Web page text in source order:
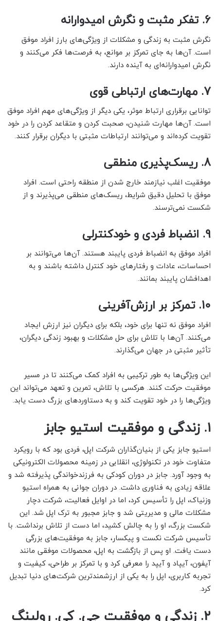
6. تفکر مثبت و نگرش امیدوارانه
نگرش مثبت به زندگی و مشکلات از ویژگی‌های بارز افراد موفق
است. آن‌ها به جای تمرکز بر موانع، به فرصت‌ها فکر می‌کنند و
نگرش امیدوارانه‌ای به آینده دارند.
7. مهارت‌های ارتباطی قوی
توانایی برقراری ارتباط موثر، یکی دیگر از ویژگی‌های مهم افراد موفق
است. آن‌ها مهارت شنیدن، صحبت کردن و متقاعد کردن را در خود
تقویت کرده‌اند و می‌توانند ارتباطات مثبتی با دیگران برقرار کنند.
8. ریسک‌پذیری منطقی
موفقیت اغلب نیازمند خارج شدن از منطقه راحتی است. افراد
موفق با تحلیل دقیق شرایط، ریسک‌های منطقی می‌پذیرند و از
شکست نمی‌ترسند.
9. انضباط فردی و خودکنترلی
افراد موفق به انضباط فردی پایبند هستند. آن‌ها می‌توانند بر
احساسات، عادات و رفتارهای خود کنترل داشته باشند و به
اهدافشان پایبند بمانند.
10. تمرکز بر ارزش‌آفرینی
افراد موفق نه تنها برای خود، بلکه برای دیگران نیز ارزش ایجاد
می‌کنند. آن‌ها با تلاش برای حل مشکلات و بهبود زندگی دیگران،
تأثیر مثبتی در جهان می‌گذارند.
این ویژگی‌ها به طور ترکیبی به افراد کمک می‌کنند تا در مسیر
موفقیت حرکت کنند. هرکسی با تلاش، تمرین و تعهد می‌تواند این
ویژگی‌ها را در خود تقویت کند و به دستاوردهای بزرگ دست یابد.
۱. زندگی و موفقیت استیو جابز
استیو جابز یکی از بنیان‌گذاران شرکت اپل، فردی بود که با رویکرد
متفاوت خود در تکنولوژی، انقلابی در زمینه محصولات الکترونیکی
به وجود آورد. جابز در دوران کودکی به فرزندخواندگی پذیرفته شد و
علاقه زیادی به فناوری داشت. در دوران جوانی به همراه استیو
وزنیاک، اپل را تأسیس کرد، اما در اوایل فعالیت، شرکت دچار
مشکلات مالی و مدیریتی شد و جابز مجبور به ترک اپل شد. این
شکست بزرگ، او را به چالش کشید، اما دست از تلاش برنداشت. با
تأسیس شرکت نکست و پیکسار، جابز به موفقیت‌های بزرگی
دست یافت. او پس از بازگشت به اپل، محصولات موفقی مانند
آیفون، آیپاد و آیپد را معرفی کرد و با تمرکز بر طراحی، کیفیت و
تجربه کاربری، اپل را به یکی از ارزشمندترین شرکت‌های دنیا تبدیل
کرد.
۲. زندگی و موفقیت جی. کی. رولینگ